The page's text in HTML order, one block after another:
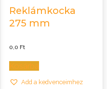
Reklámkocka
275 mm
0,0Ft
Kosárba
Add a kedvenceimhez